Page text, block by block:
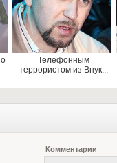
Телефонным
террористом из Внук...
Комментарии